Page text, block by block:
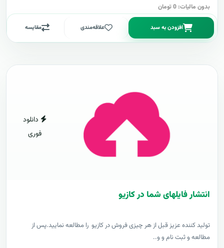
بدون مالیات: 0 تومان
افزودن به سبد علاقه‌مندی مقایسه
دانلود
فوری
انتشار فایلهای شما در کازیو
توليد کننده عزيز قبل از هر چیزی فروش در کازیو را مطالعه نمایید.پس از
مطالعه و ثبت نام و و..